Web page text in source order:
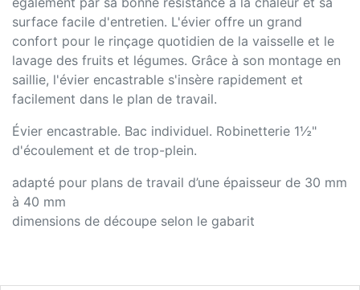
surface facile d'entretien. L'évier offre un grand
confort pour le rinçage quotidien de la vaisselle et le
lavage des fruits et légumes. Grâce à son montage en
saillie, l'évier encastrable s'insère rapidement et
facilement dans le plan de travail.
Évier encastrable. Bac individuel. Robinetterie 1½"
d'écoulement et de trop-plein.
adapté pour plans de travail d’une épaisseur de 30 mm
à 40 mm
dimensions de découpe selon le gabarit